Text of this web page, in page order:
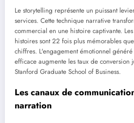
Le storytelling représente un puissant
services. Cette technique narrative
commercial en une histoire captivante.
histoires sont 22 fois plus mémorables
chiffres. L'engagement émotionnel
efficace augmente les taux de conversion
Stanford Graduate School of Business.
Les canaux de
narration